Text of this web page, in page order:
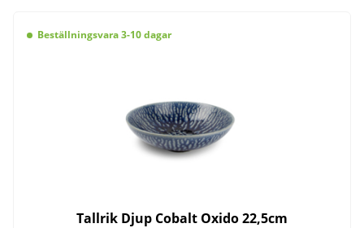
Beställningsvara 3-10 dagar
Tallrik Djup Cobalt Oxido 22,5cm